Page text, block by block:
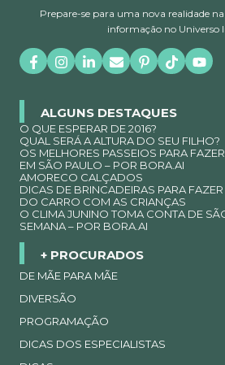
Prepare-se para uma nova realidade
informação no Universo
ALGUNS DESTAQUES
O QUE ESPERAR DE 2016?
QUAL SERÁ A ALTURA DO SEU FILHO?
OS MELHORES PASSEIOS PARA
EM SÃO PAULO – POR BORA.AI
AMORECO CALÇADOS
DICAS DE BRINCADEIRAS PARA
DO CARRO COM AS CRIANÇAS
O CLIMA JUNINO TOMA CONTA DE
SEMANA – POR BORA.AI
+ PROCURADOS
DE MÃE PARA MÃE
DIVERSÃO
PROGRAMAÇÃO
DICAS DOS ESPECIALISTAS